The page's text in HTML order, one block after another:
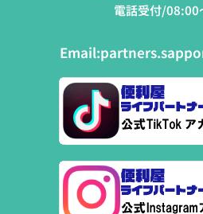
電話受付/08:00
Email: